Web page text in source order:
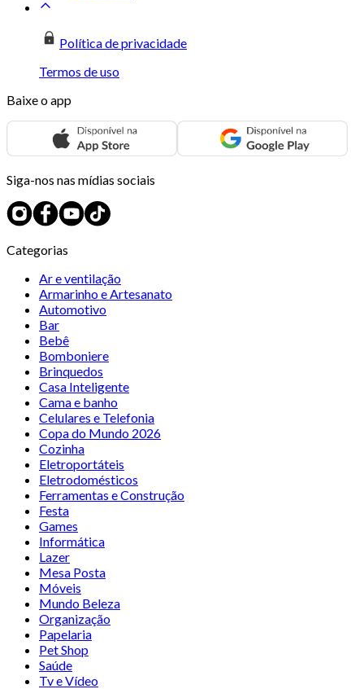
Política de privacidade
Termos de uso
Baixe o app
Siga-nos nas mídias sociais
Categorias
Ar e ventilação
Armarinho e Artesanato
Automotivo
Bar
Bebê
Bomboniere
Brinquedos
Casa Inteligente
Cama e banho
Celulares e Telefonia
Copa do Mundo 2026
Cozinha
Eletroportáteis
Eletrodomésticos
Ferramentas e Construção
Festa
Games
Informática
Lazer
Mesa Posta
Móveis
Mundo Beleza
Organização
Papelaria
Pet Shop
Saúde
Tv e Vídeo